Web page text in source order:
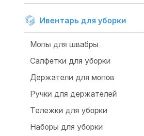
Ивентарь для уборки
Мопы для швабры
Салфетки для уборки
Держатели для мопов
Ручки для держателей
Тележки для уборки
Наборы для уборки